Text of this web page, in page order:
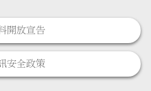
開放宣告
安全政策